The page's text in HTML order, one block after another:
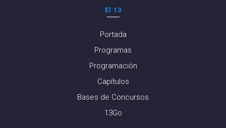
El 13
Portada
Programas
Programación
Capítulos
Bases de Concursos
13Go